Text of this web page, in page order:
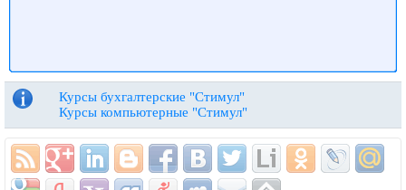
Курсы бухгалтерские "Стимул"
Курсы компьютерные "Стимул"